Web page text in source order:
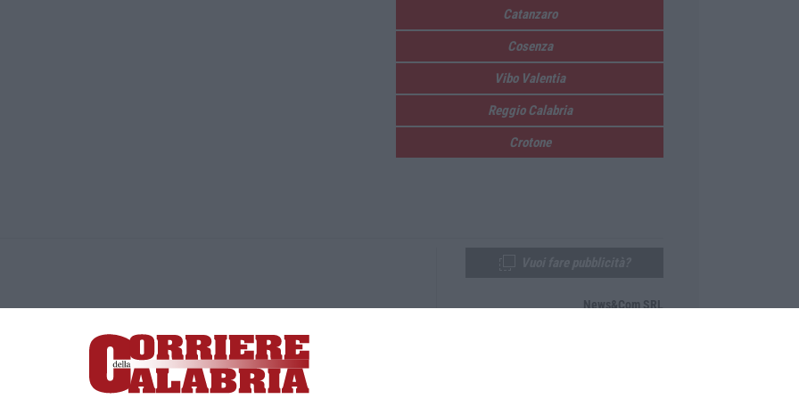
Catanzaro
Cosenza
Vibo Valentia
Reggio Calabria
Crotone
Lamezia Terme (CZ)
responsabile Paola Militano |Privacy
News&Com SRL